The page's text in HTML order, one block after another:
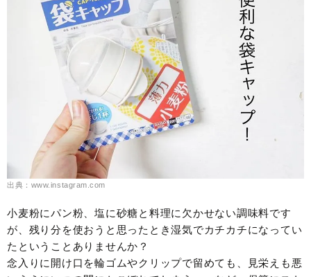
出典：www.instagram.com
小麦粉にパン粉、塩に砂糖と料理に欠かせない調味料です
が、残り分を使おうと思ったとき湿気でカチカチになってい
たということありませんか？
念入りに開け口を輪ゴムやクリップで留めても、見栄えも悪